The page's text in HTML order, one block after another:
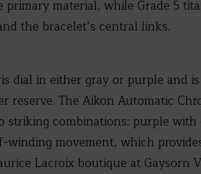
material, while Grade 5
the bracelet’s central links.
dial in either gray or purple and
The Aikon Automatic
striking combinations: purple
winding movement, which
Lacroix boutique at Gaysorn